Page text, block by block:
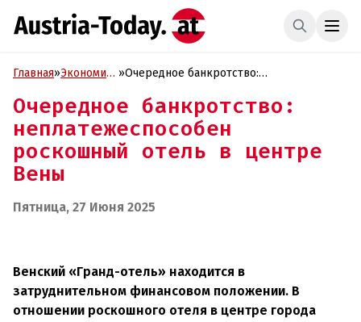
Главная»Экономика »Очередное банкротство:
центре Вены
Очередное банкротство:
неплатежеспособен
роскошный отель в центре
Вены
Пятница, 27 Июня 2025
Венский «Гранд-отель» находится в
затруднительном финансовом положении. В
отношении роскошного отеля в центре города